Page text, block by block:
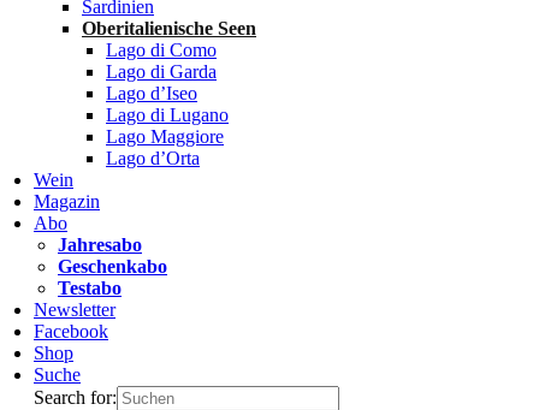
Sardinien
Oberitalienische Seen
Lago di Como
Lago di Garda
Lago d’Iseo
Lago di Lugano
Lago Maggiore
Lago d’Orta
Wein
Magazin
Abo
Jahresabo
Geschenkabo
Testabo
Newsletter
Facebook
Shop
Suche
Search for: